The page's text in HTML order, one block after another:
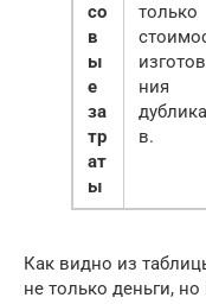
со
в
ы
е
за
тр
ат
ы
только
ния
в.
Как видно из
не только деньги,